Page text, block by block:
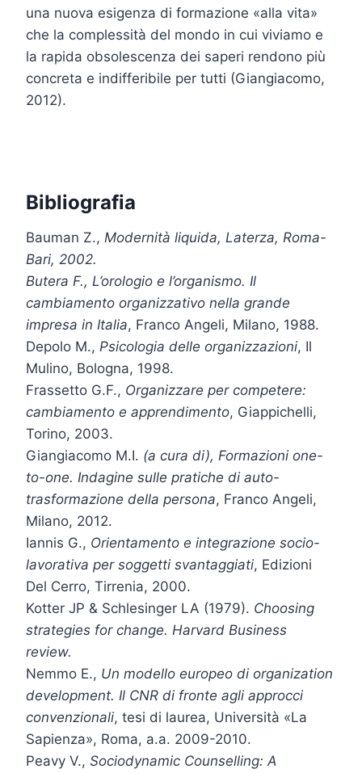
una nuova esigenza di formazione «alla vita»
che la complessità del mondo in cui viviamo e
la rapida obsolescenza dei saperi rendono più
concreta e indifferibile per tutti (Giangiacomo,
2012).
Bibliografia
Bauman Z., Modernità liquida, Laterza, Roma-
Bari, 2002.
Butera F., L’orologio e l’organismo. Il
cambiamento organizzativo nella grande
impresa in Italia, Franco Angeli, Milano, 1988.
Depolo M., Psicologia delle organizzazioni, Il
Mulino, Bologna, 1998.
Frassetto G.F., Organizzare per competere:
cambiamento e apprendimento, Giappichelli,
Torino, 2003.
Giangiacomo M.I. (a cura di), Formazioni one-
to-one. Indagine sulle pratiche di auto-
trasformazione della persona, Franco Angeli,
Milano, 2012.
Iannis G., Orientamento e integrazione socio-
lavorativa per soggetti svantaggiati, Edizioni
Del Cerro, Tirrenia, 2000.
Kotter JP & Schlesinger LA (1979). Choosing
strategies for change. Harvard Business
review.
Nemmo E., Un modello europeo di organization
development. Il CNR di fronte agli approcci
convenzionali, tesi di laurea, Università «La
Sapienza», Roma, a.a. 2009-2010.
Peavy V., Sociodynamic Counselling: A